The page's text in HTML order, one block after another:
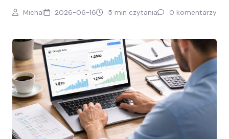
Michal 2026-06-16 5 min czytania 0 komentarzy